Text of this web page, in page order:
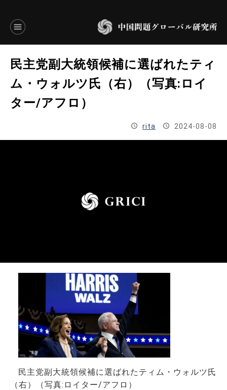
言語別アーカイブ
ENGLISH
JAPANESE
民主党副大統領候補に選ばれたティ
ム・ウォルツ氏（右）（写真:ロイ
ター/アフロ）
rita 2024-08-08
民主党副大統領候補に選ばれたティム・ウォルツ氏
（右）（写真:ロイター/アフロ）